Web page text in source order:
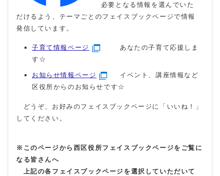
必要となる情報を選んでいた
だけるよう、テーマごとのフェイスブックページで情報
発信しています。
子育て情報ページ
あなたの子育て応援しま
す☆
お知らせ情報ページ
イベント、講座情報など
区役所からのお知らせです☆
どうぞ、お好みのフェイスブックページに「いいね！」
してください。
※このページから西区役所フェイスブックページをご覧に
なる皆さんへ
上記の各フェイスブックページを選択していただいて